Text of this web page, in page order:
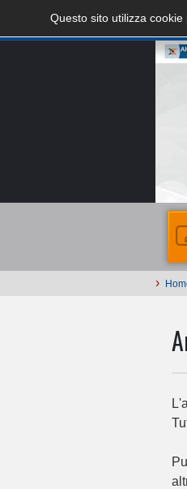
›
Questo sito utilizza